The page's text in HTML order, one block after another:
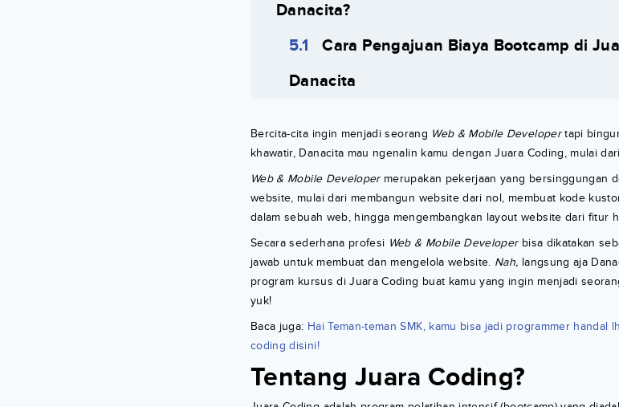
Danacita?
Cara Pengajuan Biaya Bootcamp di
Danacita
Bercita-cita ingin menjadi seorang Web & Mobile Developertapi
khawatir, Danacita mau ngenalin kamu dengan Juara Coding, mulai
Web & Mobile Developermerupakan pekerjaan yang bersinggungan
website, mulai dari membangun website dari nol, membuat kode
dalam sebuah web, hingga mengembangkan layout website dari fitur
Secara sederhana profesi Web & Mobile Developerbisa dikatakan
jawab untuk membuat dan mengelola website. Nah, langsung aja
program kursus di Juara Coding buat kamu yang ingin menjadi
yuk!
Baca juga: Hai Teman-teman SMK, kamu bisa jadi programmer handal
coding disini!
Tentang Juara Coding?